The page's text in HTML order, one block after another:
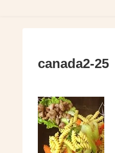
canada2-25